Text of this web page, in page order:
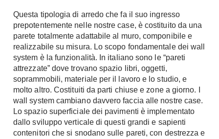
Camere Matrimoniali
Letti
Comodino
Camere Classiche
Lenzuola
Piumini
Letti Contenitore
Letti a Scomparsa
Armadi
Il Verde
Restauri
Impianti
Hi-Fi
Televisori
Hi-Fi
Home-Theatre
Console
Questa tipologia di arredo che fa il suo ingresso
prepotentemente nelle nostre case, è costituito da una
parete totalmente adattabile al muro, componibile e
realizzabile su misura. Lo scopo fondamentale dei wall
system è la funzionalità. In italiano sono le “pareti
attrezzate” dove trovano spazio libri, oggetti,
soprammobili, materiale per il lavoro e lo studio, e
molto altro. Costituiti da parti chiuse e zone a giorno. I
wall system cambiano davvero faccia alle nostre case.
Lo spazio superficiale dei pavimenti è implementato
dallo sviluppo verticale di questi grandi e sapienti
contenitori che si snodano sulle pareti, con destrezza e